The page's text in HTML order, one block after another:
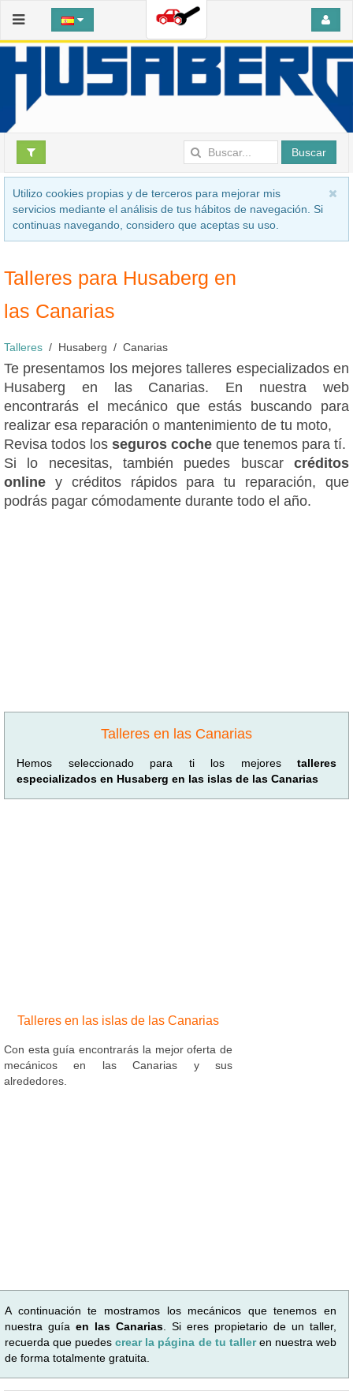
Buscar
Utilizo cookies propias y de terceros para mejorar mis
servicios mediante el análisis de tus hábitos de navegación. Si
continuas navegando, considero que aceptas su uso.
Talleres para Husaberg en
las Canarias
Talleres Husaberg Canarias
Te presentamos los mejores talleres especializados en
Husaberg en las Canarias. En nuestra web
encontrarás el mecánico que estás buscando para
realizar esa reparación o mantenimiento de tu moto,
Revisa todos los seguros coche que tenemos para tí.
Si lo necesitas, también puedes buscar créditos
online y créditos rápidos para tu reparación, que
podrás pagar cómodamente durante todo el año.
Talleres en las Canarias
Hemos seleccionado para ti los mejores talleres
especializados en Husaberg en las islas de las Canarias
Talleres en las islas de las Canarias
Con esta guía encontrarás la mejor oferta de
mecánicos en las Canarias y sus
alrededores.
A continuación te mostramos los mecánicos que tenemos en
nuestra guía en las Canarias . Si eres propietario de un taller,
recuerda que puedescrear la página de tu talleren nuestra web
de forma totalmente gratuita.